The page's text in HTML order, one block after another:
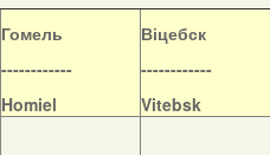
Гомель
------------
Homiel
Віцебск
------------
Vitebsk